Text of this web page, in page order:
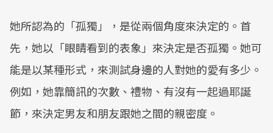
她所認為的「孤獨」，是從兩個角度來決定的。首
先，她以「眼睛看到的表象」來決定是否孤獨。她可
能是以某種形式，來測試身邊的人對她的愛有多少。
例如，她靠簡訊的次數、禮物、有沒有一起過耶誕
節，來決定男友和朋友跟她之間的親密度。